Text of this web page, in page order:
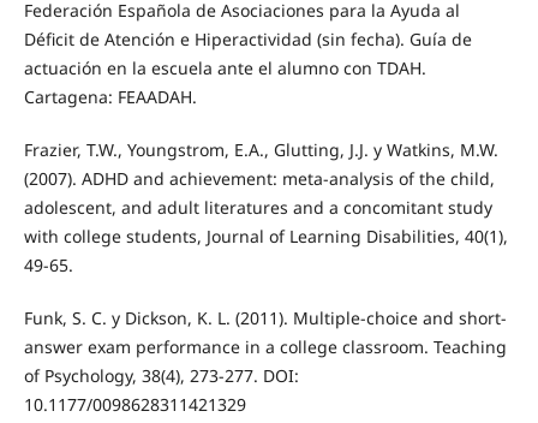
Federación Española de Asociaciones para la Ayuda al
Déficit de Atención e Hiperactividad (sin fecha). Guía de
actuación en la escuela ante el alumno con TDAH.
Cartagena: FEAADAH.
Frazier, T.W., Youngstrom, E.A., Glutting, J.J. y Watkins, M.W.
(2007). ADHD and achievement: meta-analysis of the child,
adolescent, and adult literatures and a concomitant study
with college students, Journal of Learning Disabilities, 40(1),
49-65.
Funk, S. C. y Dickson, K. L. (2011). Multiple-choice and short-
answer exam performance in a college classroom. Teaching
of Psychology, 38(4), 273-277. DOI:
10.1177/0098628311421329